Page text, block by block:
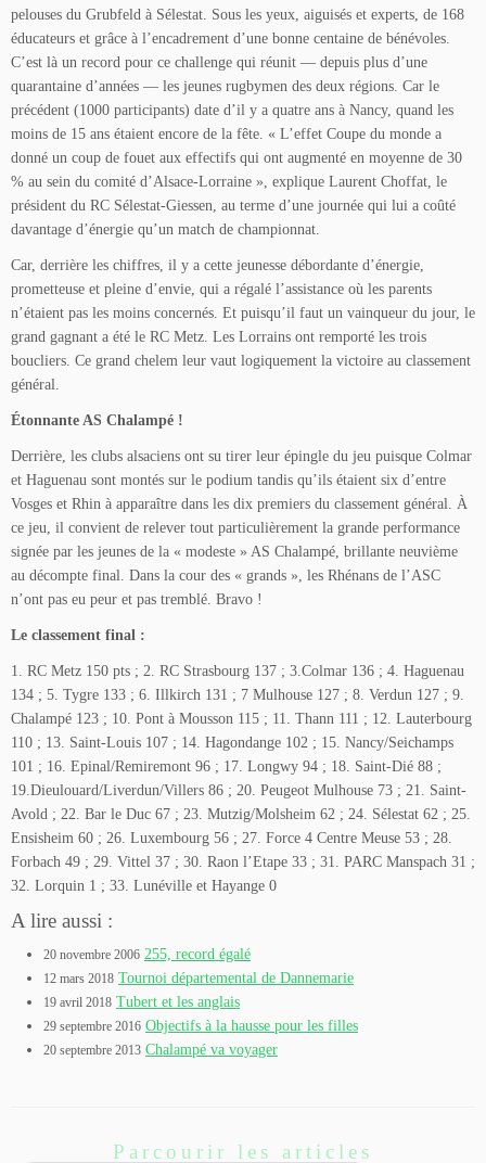
pelouses du Grubfeld à Sélestat. Sous les yeux, aiguisés et experts, de 168
éducateurs et grâce à l’encadrement d’une bonne centaine de bénévoles.
C’est là un record pour ce challenge qui réunit — depuis plus d’une
quarantaine d’années — les jeunes rugbymen des deux régions. Car le
précédent (1000 participants) date d’il y a quatre ans à Nancy, quand les
moins de 15 ans étaient encore de la fête. « L’effet Coupe du monde a
donné un coup de fouet aux effectifs qui ont augmenté en moyenne de 30
% au sein du comité d’Alsace-Lorraine », explique Laurent Choffat, le
président du RC Sélestat-Giessen, au terme d’une journée qui lui a coûté
davantage d’énergie qu’un match de championnat.
Car, derrière les chiffres, il y a cette jeunesse débordante d’énergie,
prometteuse et pleine d’envie, qui a régalé l’assistance où les parents
n’étaient pas les moins concernés. Et puisqu’il faut un vainqueur du jour, le
grand gagnant a été le RC Metz. Les Lorrains ont remporté les trois
boucliers. Ce grand chelem leur vaut logiquement la victoire au classement
général.
Étonnante AS Chalampé !
Derrière, les clubs alsaciens ont su tirer leur épingle du jeu puisque Colmar
et Haguenau sont montés sur le podium tandis qu’ils étaient six d’entre
Vosges et Rhin à apparaître dans les dix premiers du classement général. À
ce jeu, il convient de relever tout particulièrement la grande performance
signée par les jeunes de la « modeste » AS Chalampé, brillante neuvième
au décompte final. Dans la cour des « grands », les Rhénans de l’ASC
n’ont pas eu peur et pas tremblé. Bravo !
Le classement final :
1. RC Metz 150 pts ; 2. RC Strasbourg 137 ; 3.Colmar 136 ; 4. Haguenau
134 ; 5. Tygre 133 ; 6. Illkirch 131 ; 7 Mulhouse 127 ; 8. Verdun 127 ; 9.
Chalampé 123 ; 10. Pont à Mousson 115 ; 11. Thann 111 ; 12. Lauterbourg
110 ; 13. Saint-Louis 107 ; 14. Hagondange 102 ; 15. Nancy/Seichamps
101 ; 16. Epinal/Remiremont 96 ; 17. Longwy 94 ; 18. Saint-Dié 88 ;
19.Dieulouard/Liverdun/Villers 86 ; 20. Peugeot Mulhouse 73 ; 21. Saint-
Avold ; 22. Bar le Duc 67 ; 23. Mutzig/Molsheim 62 ; 24. Sélestat 62 ; 25.
Ensisheim 60 ; 26. Luxembourg 56 ; 27. Force 4 Centre Meuse 53 ; 28.
Forbach 49 ; 29. Vittel 37 ; 30. Raon l’Etape 33 ; 31. PARC Manspach 31 ;
32. Lorquin 1 ; 33. Lunéville et Hayange 0
A lire aussi :
20 novembre 2006 255, record égalé
12 mars 2018 Tournoi départemental de Dannemarie
19 avril 2018 Tubert et les anglais
29 septembre 2016 Objectifs à la hausse pour les filles
20 septembre 2013 Chalampé va voyager
Parcourir les articles